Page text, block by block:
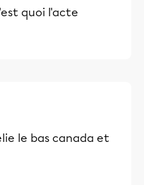
quoi l'acte
le bas canada et